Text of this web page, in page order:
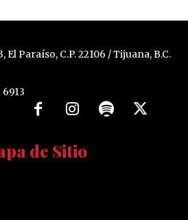
El Paraíso, C.P. 22106 / Tijuana, B.C.
de Sitio